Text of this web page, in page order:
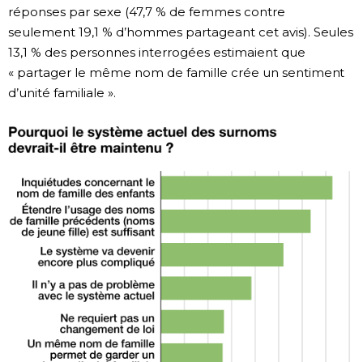
réponses par sexe (47,7 % de femmes contre
seulement 19,1 % d’hommes partageant cet avis). Seules
13,1 % des personnes interrogées estimaient que
« partager le même nom de famille crée un sentiment
d’unité familiale ».